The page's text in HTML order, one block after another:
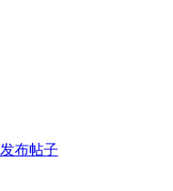
发布帖子